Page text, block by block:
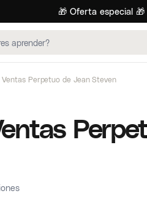
🎁 Oferta especial 🎁
Ventas Perpetuo de Jean Steven